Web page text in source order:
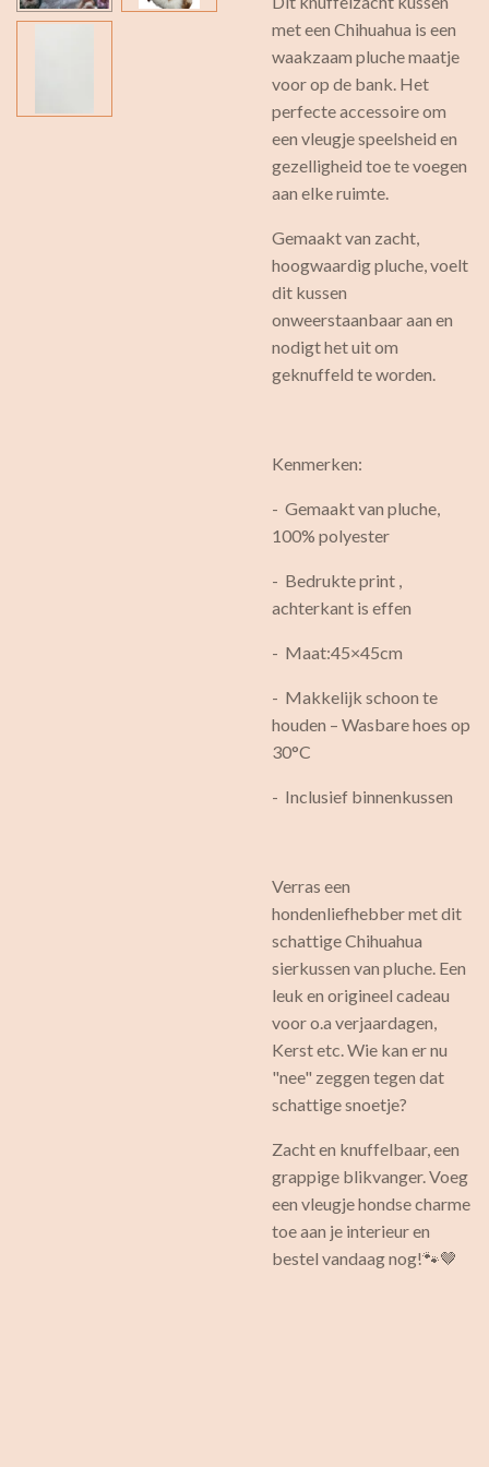
met een Chihuahua is een
waakzaam pluche maatje
voor op de bank. Het
perfecte accessoire om
een vleugje speelsheid en
gezelligheid toe te voegen
aan elke ruimte.
Gemaakt van zacht,
hoogwaardig pluche, voelt
dit kussen
onweerstaanbaar aan en
nodigt het uit om
geknuffeld te worden.
Kenmerken:
- Gemaakt van pluche,
100% polyester
- Bedrukte print ,
achterkant is effen
- Maat:45×45cm
- Makkelijk schoon te
houden – Wasbare hoes op
30°C
- Inclusief binnenkussen
Verras een
hondenliefhebber met dit
schattige Chihuahua
sierkussen van pluche. Een
leuk en origineel cadeau
voor o.a verjaardagen,
Kerst etc. Wie kan er nu
"nee" zeggen tegen dat
schattige snoetje?
Zacht en knuffelbaar, een
grappige blikvanger. Voeg
een vleugje hondse charme
toe aan je interieur en
bestel vandaag nog!🐾🤎